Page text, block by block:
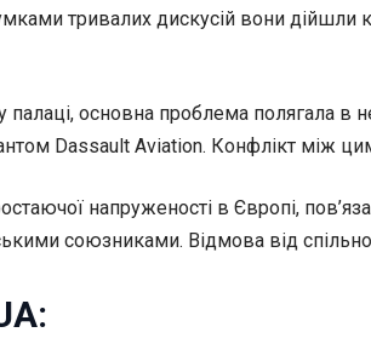
тривалих дискусій вони
основна проблема полягала в
Dassault Aviation. Конфлікт між
напруженості в Європі,
союзниками. Відмова від